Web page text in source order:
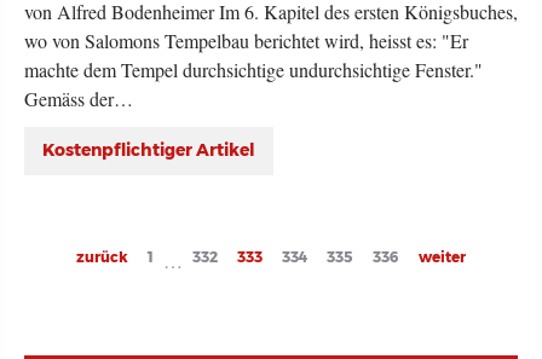
von Alfred Bodenheimer Im 6. Kapitel des ersten Königsbuches,
wo von Salomons Tempelbau berichtet wird, heisst es: "Er
machte dem Tempel durchsichtige undurchsichtige Fenster."
Gemäss der…
Kostenpflichtiger Artikel
Seitennummerierung
Previous
zurück Page
1 … Page
332
Current
333 Page
334 Page
335 Page
336
Next
weiter